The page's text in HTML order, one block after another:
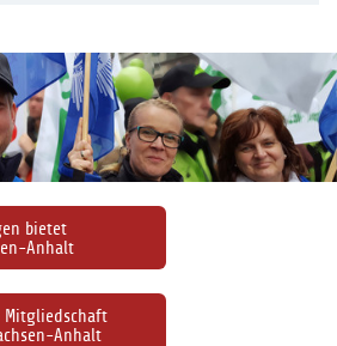
Mitgliedschaft
Anhalt
bietet
Anhalt